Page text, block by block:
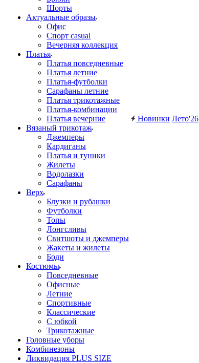
Шорты
Актуальные образы
Офис
Спорт casual
Вечерняя коллекция
Платья
Платья повседневные
Платья летние
Платья-футболки
Сарафаны летние
Платья трикотажные
Платья-комбинации
Платья вечерние
Вязаный трикотаж
Джемперы
Кардиганы
Платья и туники
Жилеты
Водолазки
Сарафаны
Верх
Блузки и рубашки
Футболки
Топы
Лонгсливы
Свитшоты и джемперы
Жакеты и жилеты
Боди
Костюмы
Повседневные
Офисные
Летние
Спортивные
Классические
С юбкой
Трикотажные
Головные уборы
Комбинезоны
Ликвидация PLUS SIZE
Новинки Лето'26